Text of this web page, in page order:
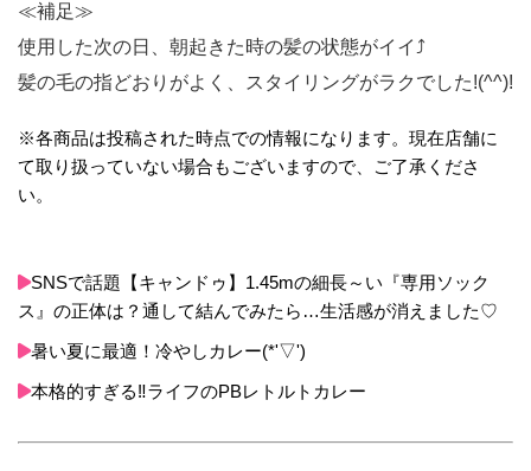
≪補足≫
使用した次の日、朝起きた時の髪の状態がイイ⤴
髪の毛の指どおりがよく、スタイリングがラクでした!(^^)!
※各商品は投稿された時点での情報になります。現在店舗に
て取り扱っていない場合もございますので、ご了承くださ
い。
SNSで話題【キャンドゥ】1.45mの細長～い『専用ソック
ス』の正体は？通して結んでみたら…生活感が消えました♡
暑い夏に最適！冷やしカレー(*'▽')
本格的すぎる‼ライフのPBレトルトカレー